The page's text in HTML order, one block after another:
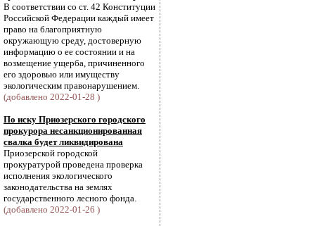
В соответствии со ст. 42 Конституции
Российской Федерации каждый имеет
право на благоприятную
окружающую среду, достоверную
информацию о ее состоянии и на
возмещение ущерба, причиненного
его здоровью или имуществу
экологическим правонарушением.
(добавлено 2022-01-28 )
По иску Приозерского городского
прокурора несанкционированная
свалка будет ликвидирована
Приозерской городской
прокуратурой проведена проверка
исполнения экологического
законодательства на землях
государственного лесного фонда.
(добавлено 2022-01-26 )